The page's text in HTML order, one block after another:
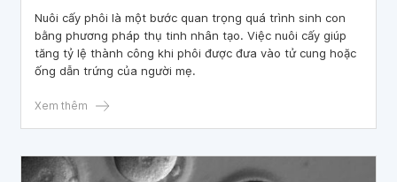
Nuôi cấy phôi là một bước quan trọng quá trình sinh con
bằng phương pháp thụ tinh nhân tạo. Việc nuôi cấy giúp
tăng tỷ lệ thành công khi phôi được đưa vào tử cung hoặc
ống dẫn trứng của người mẹ.
Xem thêm